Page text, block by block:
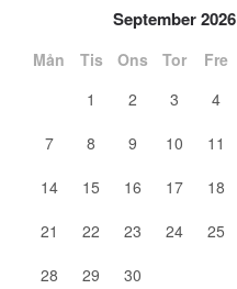
September 2026
Mån Tis Ons Tor Fre
1
2 3 4
7
8 9 10 11
14
15 16 17 18
21
22 23 24 25
28
29 30